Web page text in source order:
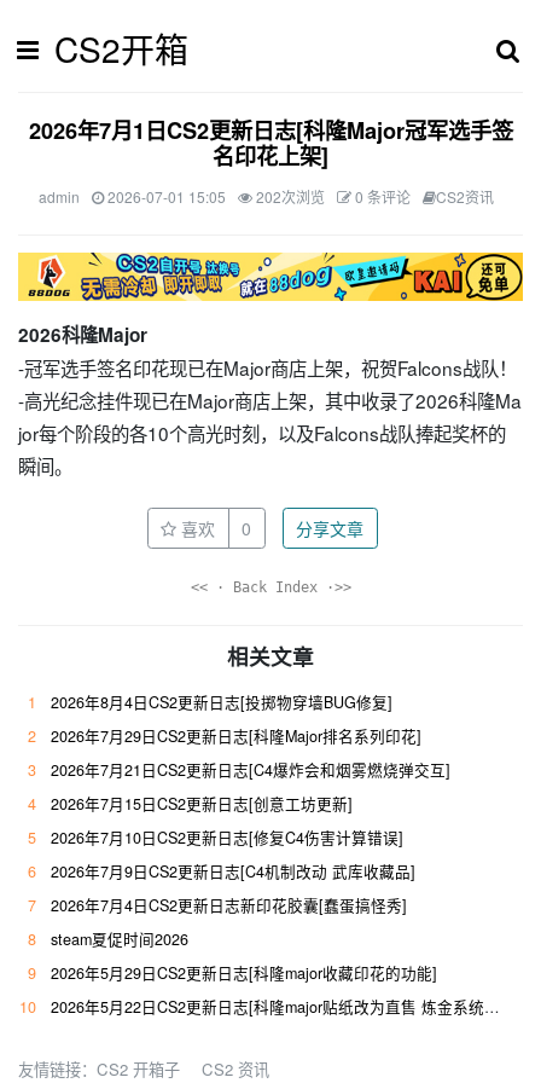
CS2开箱
2026年7月1日CS2更新日志[科隆Major冠军选手签
名印花上架]
admin 2026-07-01 15:05 202次浏览 0 条评论 CS2资讯
2026科隆Major
-冠军选手签名印花现已在Major商店上架，祝贺Falcons战队！
-高光纪念挂件现已在Major商店上架，其中收录了2026科隆Ma
jor每个阶段的各10个高光时刻，以及Falcons战队捧起奖杯的
瞬间。
喜欢 0 分享文章
<< · Back Index ·>>
相关文章
1
2026年8月4日CS2更新日志[投掷物穿墙BUG修复]
2
2026年7月29日CS2更新日志[科隆Major排名系列印花]
3
2026年7月21日CS2更新日志[C4爆炸会和烟雾燃烧弹交互]
4
2026年7月15日CS2更新日志[创意工坊更新]
5
2026年7月10日CS2更新日志[修复C4伤害计算错误]
6
2026年7月9日CS2更新日志[C4机制改动 武库收藏品]
7
2026年7月4日CS2更新日志新印花胶囊[蠢蛋搞怪秀]
8
steam夏促时间2026
9
2026年5月29日CS2更新日志[科隆major收藏印花的功能]
10
2026年5月22日CS2更新日志[科隆major贴纸改为直售 炼金系统大改]
友情链接： CS2 开箱子 CS2 资讯